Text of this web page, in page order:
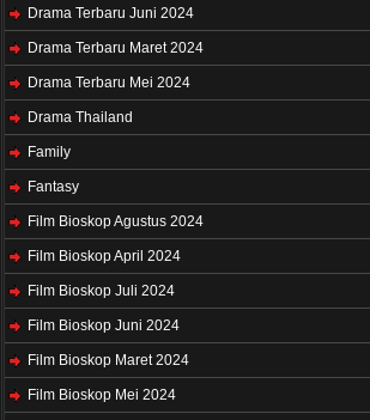
Drama Terbaru Juni 2024
Drama Terbaru Maret 2024
Drama Terbaru Mei 2024
Drama Thailand
Family
Fantasy
Film Bioskop Agustus 2024
Film Bioskop April 2024
Film Bioskop Juli 2024
Film Bioskop Juni 2024
Film Bioskop Maret 2024
Film Bioskop Mei 2024